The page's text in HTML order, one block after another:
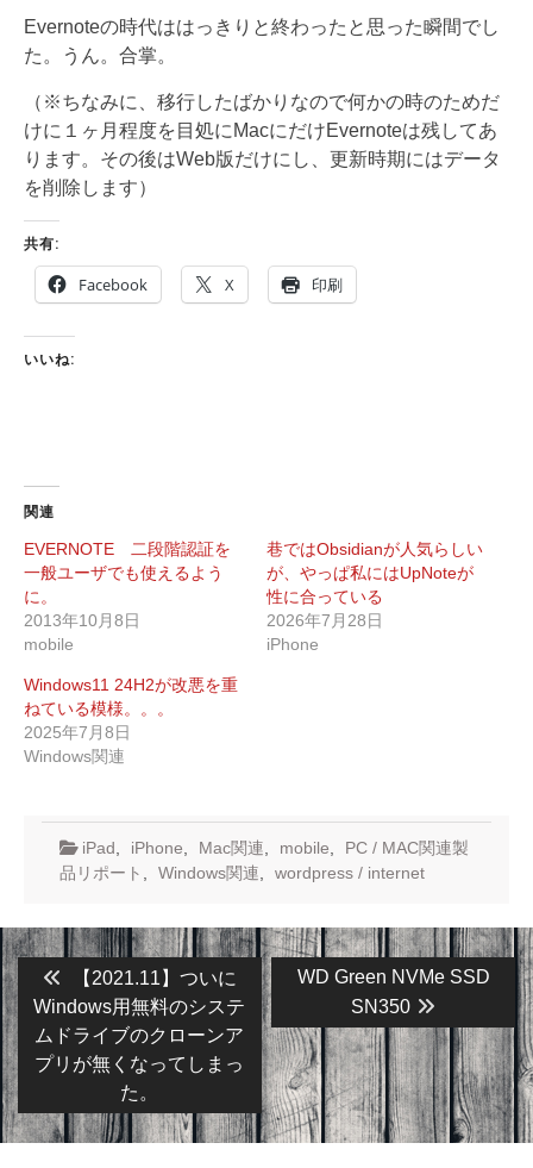
Evernoteの時代ははっきりと終わったと思った瞬間でし
た。うん。合掌。
（※ちなみに、移行したばかりなので何かの時のためだ
けに１ヶ月程度を目処にMacにだけEvernoteは残してあ
ります。その後はWeb版だけにし、更新時期にはデータ
を削除します）
共有:
Facebook X 印刷
いいね:
関連
EVERNOTE 二段階認証を
一般ユーザでも使えるよう
に。
2013年10月8日
mobile
巷ではObsidianが人気らしい
が、やっぱ私にはUpNoteが
性に合っている
2026年7月28日
iPhone
Windows11 24H2が改悪を重
ねている模様。。。
2025年7月8日
Windows関連
iPad iPhone Mac関連 mobile
PC / MAC関連製
品リポート
Windows関連 wordpress / internet
投
稿
ナ
ビ
ゲ
ー
Previous
post:
【2021.11】ついに
Windows用無料のシステ
ムドライブのクローンア
プリが無くなってしまっ
た。
Next
WD Green NVMe SSD
SN350